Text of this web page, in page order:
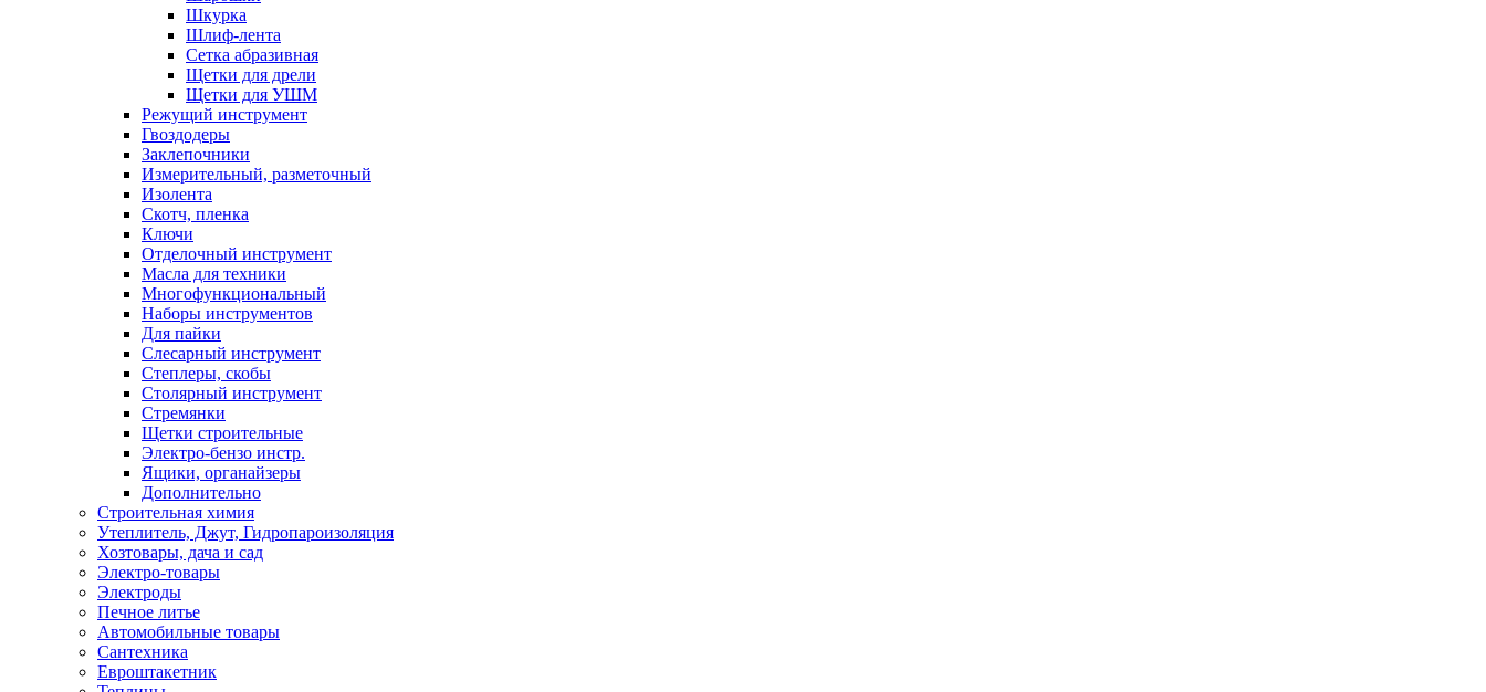
Шкурка
Шлиф-лента
Сетка абразивная
Щетки для дрели
Щетки для УШМ
Режущий инструмент
Гвоздодеры
Заклепочники
Измерительный, разметочный
Изолента
Скотч, пленка
Ключи
Отделочный инструмент
Масла для техники
Многофункциональный
Наборы инструментов
Для пайки
Слесарный инструмент
Степлеры, скобы
Столярный инструмент
Стремянки
Щетки строительные
Электро-бензо инстр.
Ящики, органайзеры
Дополнительно
Строительная химия
Утеплитель, Джут, Гидропароизоляция
Хозтовары, дача и сад
Электро-товары
Электроды
Печное литье
Автомобильные товары
Сантехника
Евроштакетник